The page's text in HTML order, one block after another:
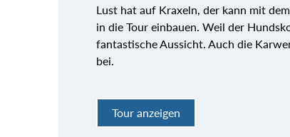
Lust hat auf Kraxeln, der kann mit
in die Tour einbauen. Weil der
fantastische Aussicht. Auch die
bei.
Tour anzeigen